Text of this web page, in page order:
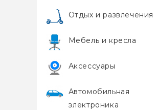
Отдых и развлечения
Мебель и кресла
Аксессуары
Автомобильная
электроника